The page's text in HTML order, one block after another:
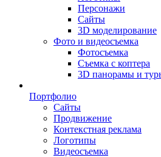
Персонажи
Сайты
3D моделирование
Фото и видеосъемка
Фотосъемка
Съемка с коптера
3D панорамы и
Портфолио
Сайты
Продвижение
Контекстная реклама
Логотипы
Видеосъемка